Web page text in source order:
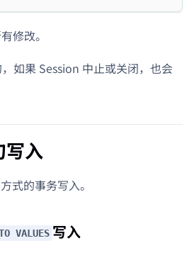
修改。
如果 Session 中止或关闭，也会
写入
式的事务写入。
VALUES 写入